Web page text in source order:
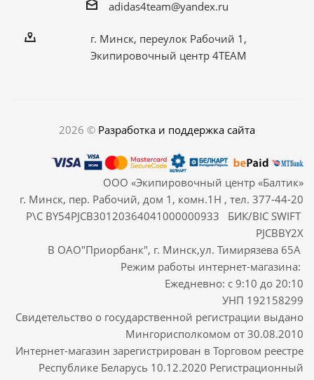
adidas4team@yandex.ru
г. Минск, переулок Рабочий 1,
Экипировочный центр 4TEAM
2026 © Разработка и поддержка сайта
ООО «Экипировочный центр «Балтик»
г. Минск, пер. Рабочий, дом 1, комн.1Н , тел. 377-44-20
Р\С BY54PJCB30120364041000000933 БИК/BIC SWIFT
PJCBBY2X
В ОАО"Приорбанк", г. Минск,ул. Тимирязева 65А
Режим работы интернет-магазина:
Ежедневно: с 9:10 до 20:10
УНП 192158299
Свидетельство о государственной регистрации выдано
Мингорисполкомом от 30.08.2010
Интернет-магазин зарегистрирован в Торговом реестре
Республике Беларусь 10.12.2020 Регистрационный